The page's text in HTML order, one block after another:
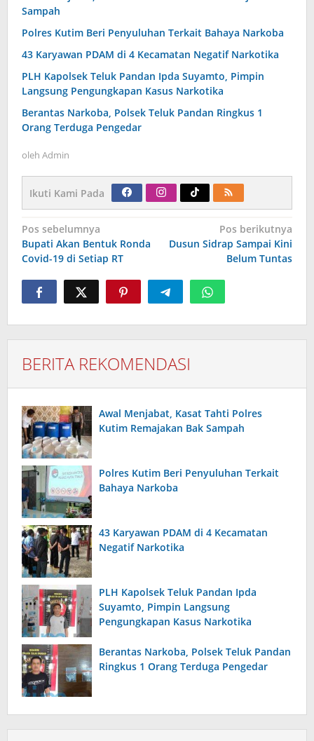
Sampah
Polres Kutim Beri Penyuluhan Terkait Bahaya Narkoba
43 Karyawan PDAM di 4 Kecamatan Negatif Narkotika
PLH Kapolsek Teluk Pandan Ipda Suyamto, Pimpin
Langsung Pengungkapan Kasus Narkotika
Berantas Narkoba, Polsek Teluk Pandan Ringkus 1
Orang Terduga Pengedar
oleh Admin
Ikuti Kami Pada
Navigasi
pos
Pos sebelumnya
Bupati Akan Bentuk Ronda
Covid-19 di Setiap RT
Pos berikutnya
Dusun Sidrap Sampai Kini
Belum Tuntas
BERITA REKOMENDASI
Awal Menjabat, Kasat Tahti Polres
Kutim Remajakan Bak Sampah
Polres Kutim Beri Penyuluhan Terkait
Bahaya Narkoba
43 Karyawan PDAM di 4 Kecamatan
Negatif Narkotika
PLH Kapolsek Teluk Pandan Ipda
Suyamto, Pimpin Langsung
Pengungkapan Kasus Narkotika
Berantas Narkoba, Polsek Teluk Pandan
Ringkus 1 Orang Terduga Pengedar